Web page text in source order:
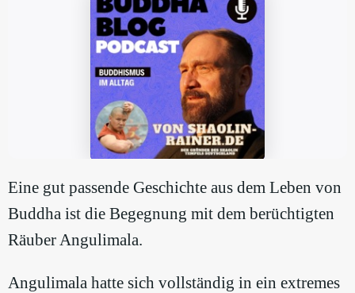
Eine gut passende Geschichte aus dem Leben von
Buddha ist die Begegnung mit dem berüchtigten
Räuber Angulimala.
Angulimala hatte sich vollständig in ein extremes